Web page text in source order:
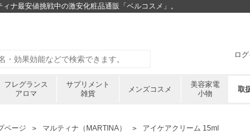
ナ最安値挑戦中の激安化粧品通販「ベルコスメ」。
ロ
フレグランス
アロマ
サプリメント
雑貨
メンズコスメ
美容家電
小物
取
ページ マルティナ（MARTINA）
アイケアクリーム 15ml